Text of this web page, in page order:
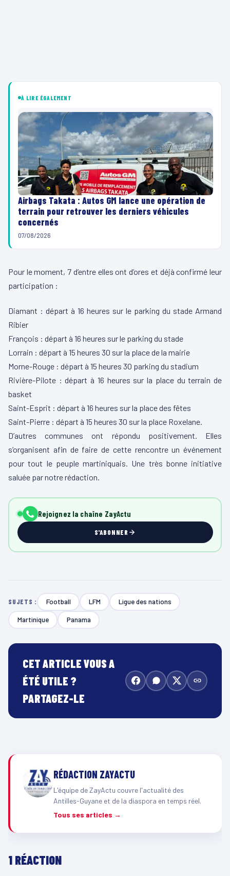
À LIRE ÉGALEMENT
Airbags Takata : Autos GM lance une opération de
terrain pour retrouver les derniers véhicules
concernés
07/08/2026
Pour le moment, 7 d’entre elles ont d’ores et déjà confirmé leur
participation :
Diamant : départ à 16 heures sur le parking du stade Armand
Ribier
François : départ à 16 heures sur le parking du stade
Lorrain : départ à 15 heures 30 sur la place de la mairie
Morne-Rouge : départ à 15 heures 30 parking du stadium
Rivière-Pilote : départ à 16 heures sur la place du terrain de
basket
Saint-Esprit : départ à 16 heures sur la place des fêtes
Saint-Pierre : départ à 15 heures 30 sur la place Roxelane.
D’autres communes ont répondu positivement. Elles
s’organisent afin de faire de cette rencontre un événement
pour tout le peuple martiniquais. Une très bonne initiative
saluée par notre rédaction.
Rejoignez la chaîne ZayActu
S'ABONNER
SUJETS : Football LFM Ligue des nations
Martinique Panama
CET ARTICLE VOUS A
ÉTÉ UTILE ?
PARTAGEZ-LE
RÉDACTION ZAYACTU
L'équipe de ZayActu couvre l'actualité des
Antilles-Guyane et de la diaspora en temps réel.
Tous ses articles →
1 RÉACTION